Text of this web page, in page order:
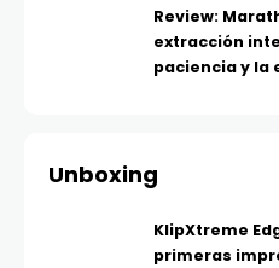
Review:
extracción
paciencia y la
Unboxing
KlipXtreme
primeras